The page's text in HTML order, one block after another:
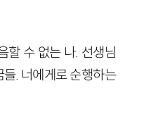
할 수 없는 나. 선생님
. 너에게로 순행하는